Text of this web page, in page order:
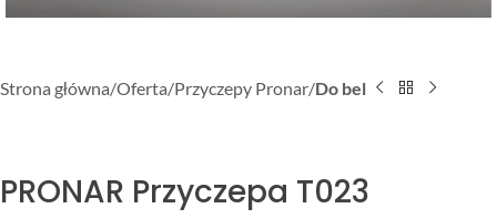
Strona główna Oferta Przyczepy Pronar Do bel
PRONAR Przyczepa T023